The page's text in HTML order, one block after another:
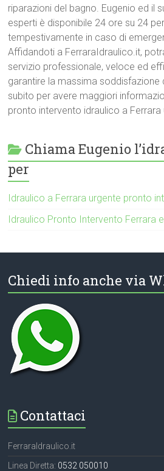
riparazioni del bagno. Eugenio ed il
esperti è disponibile 24 ore su 24
tempestivamente in caso di
Affidandoti a FerraraIdraulico.it,
servizio professionale, veloce ed
garantire la massima soddisfazione
subito per avere maggiori
pronto intervento idraulico a
Chiama Eugenio
per
Idraulico a Ferrara urgente pronto
Idraulico Pronto Intervento Ferrara
Chiedi info anche via
Contattaci
FerraraIdraulico.it
Linea Diretta: 0532 050010